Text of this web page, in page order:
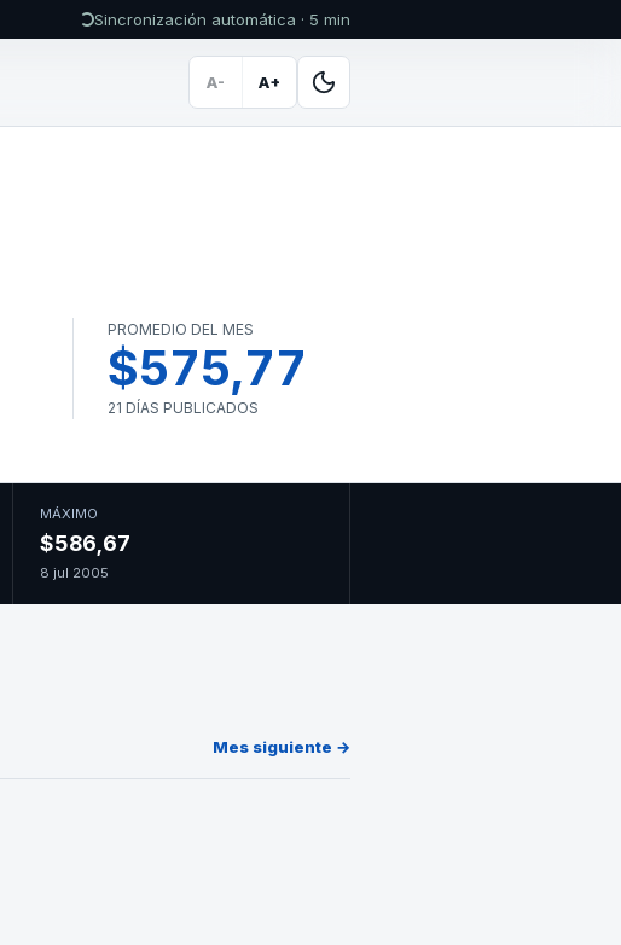
Sincronización automática · 5 min
A- A+
PROMEDIO DEL MES
$575,77
21 DÍAS PUBLICADOS
MÁXIMO
$586,67
8 jul 2005
Mes siguiente →